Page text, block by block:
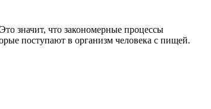
значит, что закономерные процессы
поступают в организм человека с пищей.